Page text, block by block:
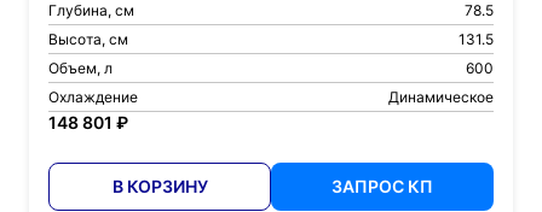
Глубина, см
78.5
Высота, см
131.5
Объем, л
600
Охлаждение
Динамическое
148 801 ₽
В КОРЗИНУ ЗАПРОС КП